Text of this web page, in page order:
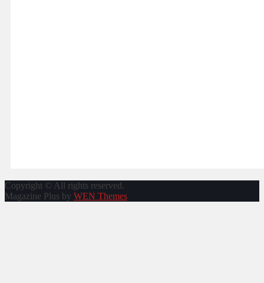
Copyright © All rights reserved.
Magazine Plus by WEN Themes